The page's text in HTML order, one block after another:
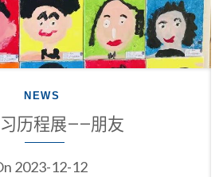
NEWS
习历程展——朋友
2023-12-12